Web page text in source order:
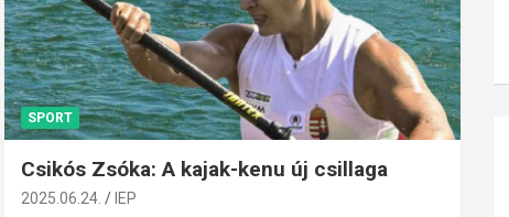
SPORT
Csikós Zsóka: A kajak-kenu új csillaga
2025.06.24. IEP